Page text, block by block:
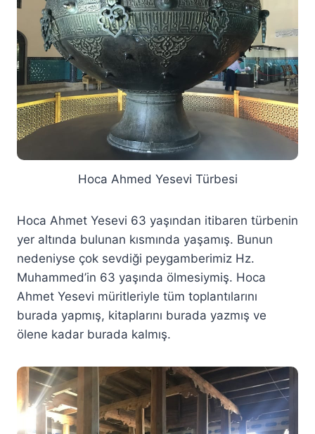
Hoca Ahmed Yesevi Türbesi
Hoca Ahmet Yesevi 63 yaşından itibaren türbenin
yer altında bulunan kısmında yaşamış. Bunun
nedeniyse çok sevdiği peygamberimiz Hz.
Muhammed’in 63 yaşında ölmesiymiş. Hoca
Ahmet Yesevi müritleriyle tüm toplantılarını
burada yapmış, kitaplarını burada yazmış ve
ölene kadar burada kalmış.